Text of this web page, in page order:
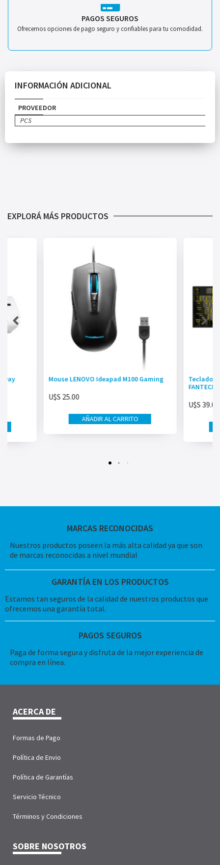
PAGOS SEGUROS
Ofrecemos opciones de pago seguro y confiables para tu comodidad.
INFORMACIÓN ADICIONAL
PROVEEDOR
PCS
EXPLORÁ MÁS PRODUCTOS
Mouse LENOVO Ideapad M100 Gaming
U$S 25.00
AÑADIR AL CARRITO
Teclado
FANTECH
U$S 39.00
MARCAS RECONOCIDAS
Nuestros productos poseen la más alta calidad ya que son
de marcas reconocidas a nivel mundial
GARANTÍA EN LOS PRODUCTOS
Estamos tan seguros de la calidad de nuestros productos que
ofrecemos una garantía total.
PAGOS SEGUROS
Paga de forma segura y disfruta de la mejor experiencia de
compra en línea.
ACERCA DE
Formas de Pago
Política de Envio
Política de Garantías
Servicio Técnico
Términos y Condiciones
SOBRE NOSOTROS